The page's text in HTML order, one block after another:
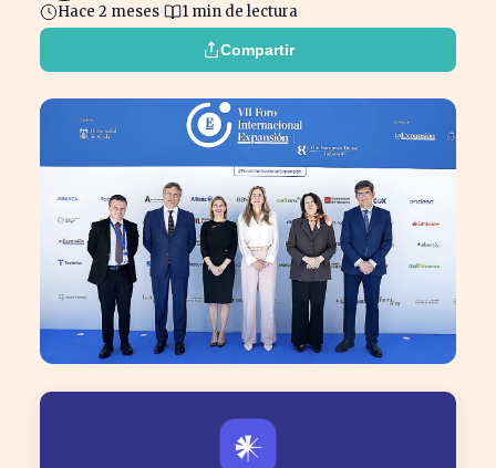
Hace 2 meses 1 min de lectura
Compartir
𒀭